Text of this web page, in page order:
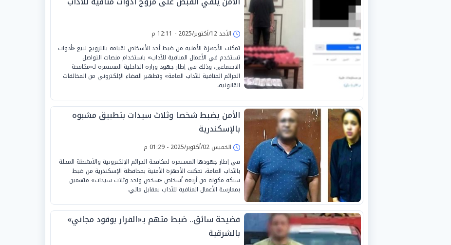
الأحد 12/أكتوبر/2025 - 12:11 م
تمكنت الأجهزة الأمنية من ضبط أحد الأشخاص لقيامه بالترويج لبيع «أدوات
تستخدم في الأعمال المنافية للآداب» باستخدام منصات التواصل
الاجتماعي، وذلك في إطار جهود وزارة الداخلية المستمرة لـ«مكافحة
الجرائم المنافية للآداب العامة» وتطهير الفضاء الإلكتروني من المخالفات
القانونية،
الأمن يضبط شخصا وثلاث سيدات بتطبيق مشبوه
بالإسكندرية
الخميس 02/أكتوبر/2025 - 01:29 م
في إطار جهودها المستمرة لمكافحة الجرائم الإلكترونية والأنشطة المخلة
بالآداب العامة، تمكنت الأجهزة الأمنية بمحافظة الإسكندرية من ضبط
شبكة مكونة من أربعة أشخاص «شخص واحد وثلاث سيدات» متهمين
بممارسة الأعمال المنافية للآداب بمقابل مالي.
فضيحة سائق.. ضبط متهم بـ«الفرار بوقود مجاني»
بالشرقية